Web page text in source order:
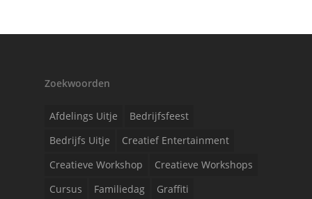
Zoekwoorden
Afdelings Uitje
Bedrijfsfeest
Bedrijfs Uitje
Creatief Entertainment
Creatieve Workshop
Creatieve Workshops
Cursus
Familiedag
Graffiti